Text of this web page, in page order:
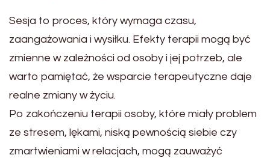
Sesja to proces, który wymaga czasu,
zaangażowania i wysiłku. Efekty terapii mogą być
zmienne w zależności od osoby i jej potrzeb, ale
warto pamiętać, że wsparcie terapeutyczne daje
realne zmiany w życiu.
Po zakończeniu terapii osoby, które miały problem
ze stresem, lękami, niską pewnością siebie czy
zmartwieniami w relacjach, mogą zauważyć